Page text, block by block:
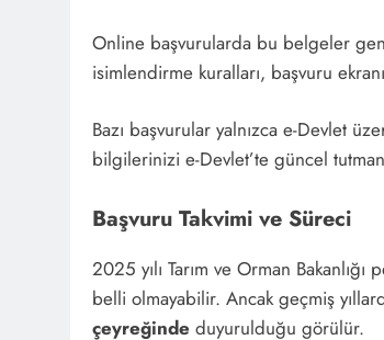
Online başvurularda bu belgeler
isimlendirme kuralları, başvuru
Bazı başvurular yalnızca e-Devlet
bilgilerinizi e-Devlet’te güncel
Başvuru Takvimi ve Süreci
2025 yılı Tarım ve Orman
belli olmayabilir. Ancak geçmiş
çeyreğinde duyurulduğu görülür.